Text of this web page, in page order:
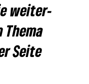
weiter­
Thema
Seite